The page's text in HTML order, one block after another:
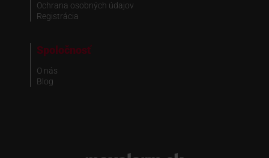
Ochrana osobných údajov
Registrácia
Spoločnosť
O nás
Blog